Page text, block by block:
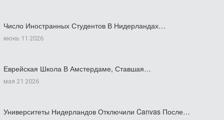
Число Иностранных Студентов В Нидерландах…
июнь 11 2026
Еврейская Школа В Амстердаме, Ставшая…
мая 21 2026
Университеты Нидерландов Отключили Canvas После…